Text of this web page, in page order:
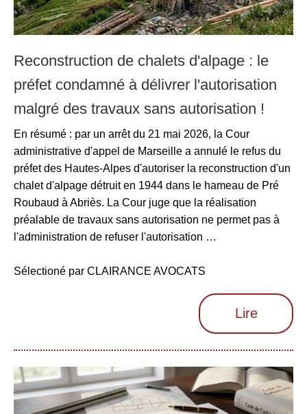
Reconstruction de chalets d'alpage : le
préfet condamné à délivrer l'autorisation
malgré des travaux sans autorisation !
En résumé : par un arrêt du 21 mai 2026, la Cour
administrative d'appel de Marseille a annulé le refus du
préfet des Hautes-Alpes d'autoriser la reconstruction d'un
chalet d'alpage détruit en 1944 dans le hameau de Pré
Roubaud à Abriès. La Cour juge que la réalisation
préalable de travaux sans autorisation ne permet pas à
l'administration de refuser l'autorisation …
Sélectioné par CLAIRANCE AVOCATS
Lire